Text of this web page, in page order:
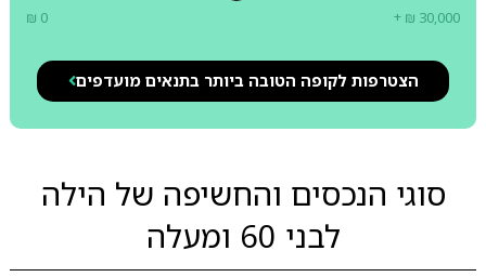
₪ 0 + ₪ 30,000
הצטרפות לקופה הטובה ביותר בתנאים מועדפים
סוגי הנכסים והחשיפה של הילה
לבני 60 ומעלה